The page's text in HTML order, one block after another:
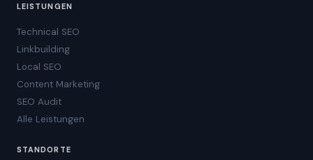
LEISTUNGEN
Technical SEO
Linkbuilding
Local SEO
Content Marketing
SEO Audit
Alle Leistungen
STANDORTE